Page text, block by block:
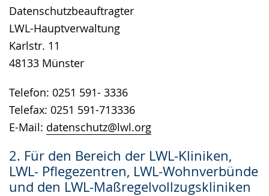
Datenschutzbeauftragter
LWL-Hauptverwaltung
Karlstr. 11
48133 Münster
Telefon: 0251 591- 3336
Telefax: 0251 591-713336
E-Mail: datenschutz@lwl.org
2. Für den Bereich der LWL-Kliniken,
LWL- Pflegezentren, LWL-Wohnverbünde
und den LWL-Maßregelvollzugskliniken
angezeigt.